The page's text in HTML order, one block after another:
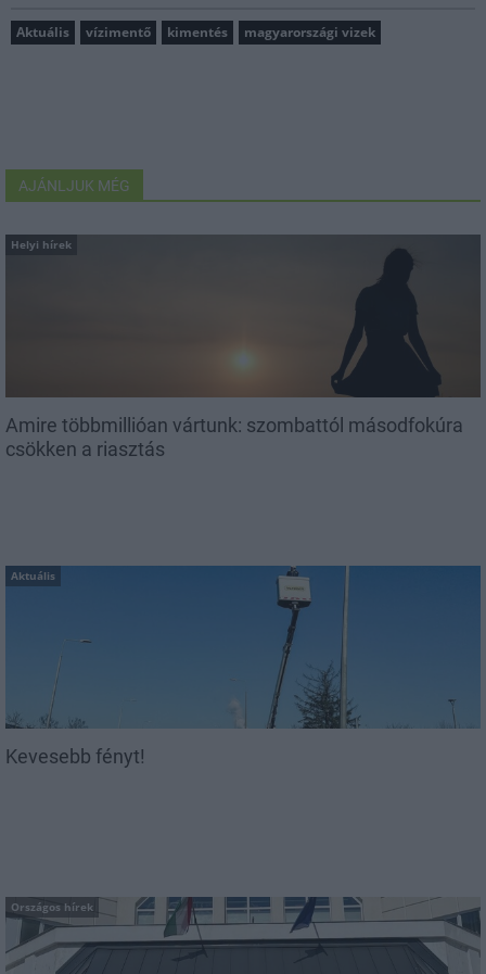
Aktuális vízimentő kimentés magyarországi vizek
AJÁNLJUK MÉG
Helyi hírek
Amire többmillióan vártunk: szombattól másodfokúra
csökken a riasztás
Aktuális
Kevesebb fényt!
Országos hírek